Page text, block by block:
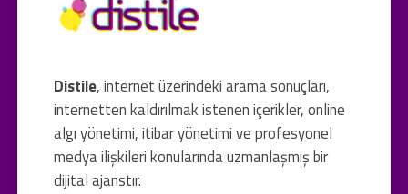
Distile, internet üzerindeki arama sonuçları,
internetten kaldırılmak istenen içerikler, online
algı yönetimi, itibar yönetimi ve profesyonel
medya ilişkileri konularında uzmanlaşmış bir
dijital ajanstır.